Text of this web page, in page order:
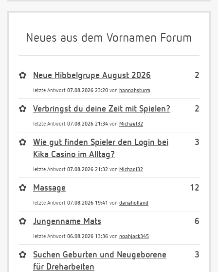
Neues aus dem Vornamen Forum
2
✿ Neue Hibbelgrupe August 2026
letzte Antwort 07.08.2026 23:20 von hannahsturm
2
✿ Verbringst du deine Zeit mit Spielen?
letzte Antwort 07.08.2026 21:34 von Michael32
3
✿
Wie gut finden Spieler den Login bei
Kika Casino im Alltag?
letzte Antwort 07.08.2026 21:32 von Michael32
12
✿ Massage
letzte Antwort 07.08.2026 19:41 von danaholland
6
✿ Jungenname Mats
letzte Antwort 06.08.2026 13:36 von noahjack345
3
✿
Suchen Geburten und Neugeborene
für Dreharbeiten